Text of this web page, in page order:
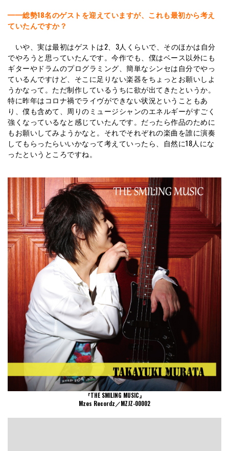
━━総勢18名のゲストを迎えていますが、これも最初から考え
ていたんですか？
いや、実は最初はゲストは2、3人くらいで、そのほかは自分
でやろうと思っていたんです。今作でも、僕はベース以外にも
ギターやドラムのプログラミング、簡単なシンセは自分でやっ
ているんですけど、そこに足りない楽器をちょっとお願いしよ
うかなって。ただ制作しているうちに欲が出てきたというか。
特に昨年はコロナ禍でライヴができない状況ということもあ
り、僕も含めて、周りのミュージシャンのエネルギーがすごく
強くなっているなと感じていたんです。だったら作品のために
もお願いしてみようかなと。それでそれぞれの楽曲を誰に演奏
してもらったらいいかなって考えていったら、自然に18人にな
ったというところですね。
『THE SMILING MUSIC』
Mzes Recordz／MZJZ-00002